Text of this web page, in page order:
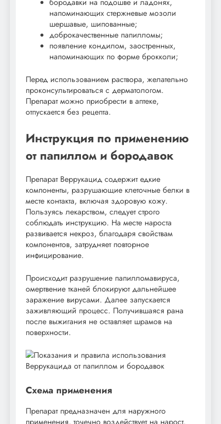
напоминающих стержневые мозоли
шершавые, шипованные;
доброкачественные папилломы;
появление кондилом, заостренных,
напоминающих по форме брокколи;
Перед использованием раствора, желательно
проконсультироваться с дерматологом.
Препарат можно приобрести в аптеке,
отпускается без рецепта.
Инструкция по применению
от папиллом и бородавок
Препарат Веррукацид содержит едкие
компоненты, разрушающие клеточные белки в
месте контакта, включая здоровую кожу.
Пользуясь лекарством, следует строго
соблюдать инструкцию. На месте нароста
развивается некроз, благодаря свойствам
компонентов, затрудняет повторное
инфицирование.
Происходит разрушение папилломавируса,
омертвение тканей блокируют дальнейшее
заражение вирусами. Далее запускается
заживляющий процесс. Получившаяся рана
после выжигания не оставляет шрамов на
поверхности.
Схема применения
Препарат предназначен для наружного